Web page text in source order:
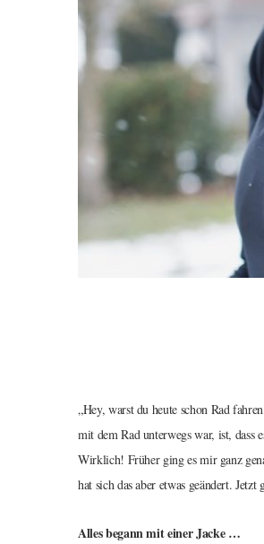
„Hey, warst du heute schon Rad
mit dem Rad unterwegs war, ist, dass
Wirklich! Früher ging es mir ganz
hat sich das aber etwas geändert.
Alles begann mit einer Jacke …